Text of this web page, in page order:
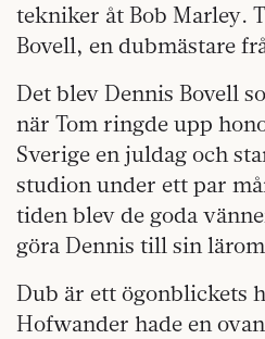
tekniker åt Bob Marley.
Bovell, en dubmästare
Det blev Dennis Bovell
när Tom ringde upp
Sverige en juldag och
studion under ett par
tiden blev de goda
göra Dennis till sin
Dub är ett ögonblickets
Hofwander hade en